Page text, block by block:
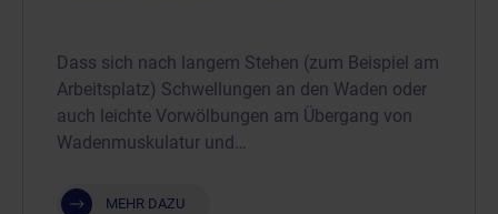
Dass sich nach langem Stehen (zum Beispiel am
Arbeitsplatz) Schwellungen an den Waden oder
auch leichte Vorwölbungen am Übergang von
Wadenmuskulatur und…
MEHR DAZU